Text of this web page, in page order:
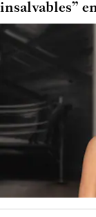
insalvables”